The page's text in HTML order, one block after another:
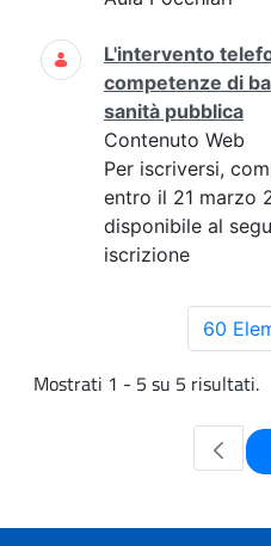
L'intervento
competenze di
sanità pubblica
Contenuto Web
Per iscriversi,
entro il 21 marzo
disponibile al
iscrizione
60
Mostrati 1 - 5 su 5 risultati.